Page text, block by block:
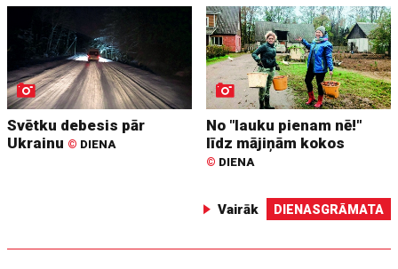
Svētku debesis pār
Ukrainu © DIENA
No "lauku pienam nē!"
līdz mājiņām kokos
© DIENA
Vairāk DIENASGRĀMATA